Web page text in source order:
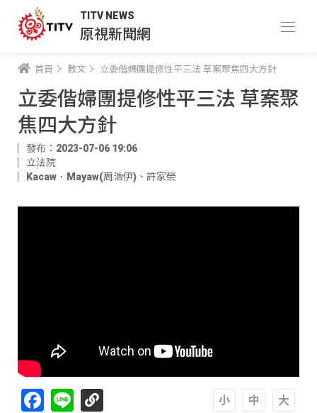
TITV NEWS
原視新聞網
首頁 教文 立委偕婦團提修性平三法 草案聚焦四大方針
立委偕婦團提修性平三法 草案聚
焦四大方針
發布：2023-07-06 19:06
立法院
Kacaw．Mayaw(周浩伊) 、 許家榮
Facebook
Line